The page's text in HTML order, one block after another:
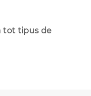
tot tipus de